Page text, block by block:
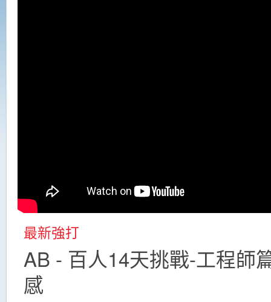
最新強打
AB - 百人14天挑戰-工程師
感